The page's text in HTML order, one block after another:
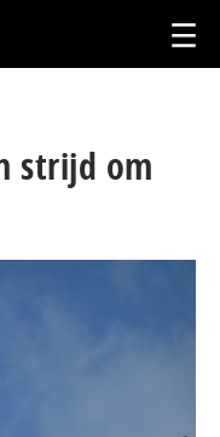
strijd om